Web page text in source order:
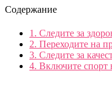
Содержание
1. Следите за
2. Переходите на
3. Следите за
4. Включите спорт